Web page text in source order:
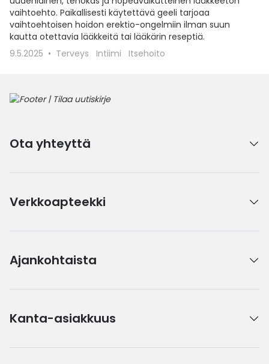
vaihtoehto. Paikallisesti käytettävä geeli tarjoaa
vaihtoehtoisen hoidon erektio-ongelmiin ilman suun
kautta otettavia lääkkeitä tai lääkärin reseptiä.
9.5.2025
Terveys Intiimi Itsehoito
Ota yhteyttä
Verkkoapteekki
Ajankohtaista
Kanta-asiakkuus